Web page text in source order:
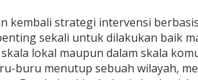
kembali strategi intervensi
sekali untuk dilakukan baik
lokal maupun dalam skala
buru menutup sebuah wilayah,